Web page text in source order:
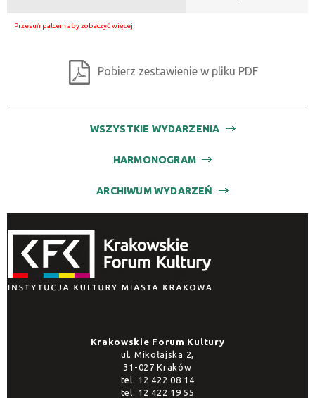
Pobierz zestawienie w pliku PDF
WSZYSTKIE WYDARZENIA
HARMONOGRAM
ARCHIWUM WYDARZEŃ
Krakowskie Forum Kultury
ul. Mikołajska 2,
31-027 Kraków
tel. 12 422 08 14
tel. 12 422 19 55